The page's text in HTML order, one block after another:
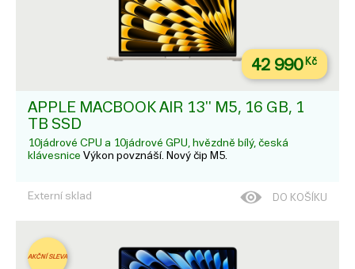
42 990Kč
APPLE MACBOOK AIR 13'' M5, 16 GB, 1
TB SSD
10jádrové CPU a 10jádrové GPU, hvězdně bílý, česká
klávesnice Výkon povznáší. Nový čip M5.
Externí sklad DO KOŠÍKU
AKČNÍ SLEVA